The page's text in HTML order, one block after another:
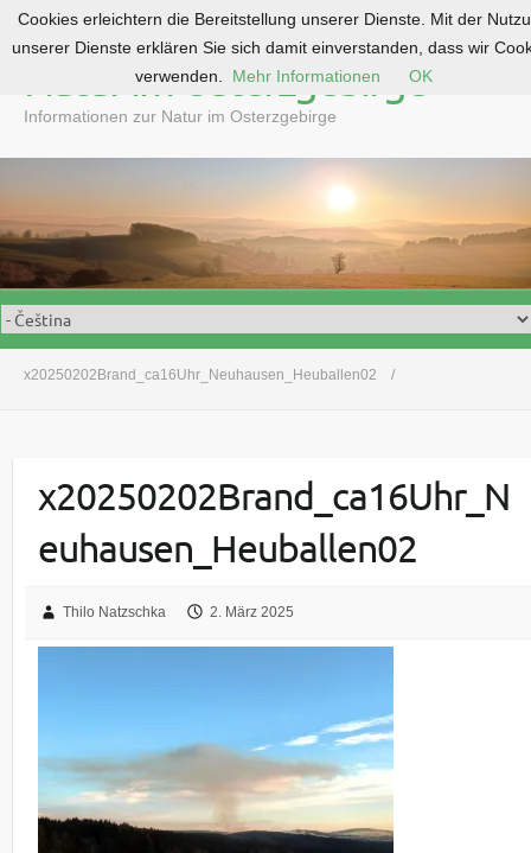
o
o
n
t
e
n
Natur im Osterzgebirge
Informationen zur Natur im Osterzgebirge
x20250202Brand_ca16Uhr_Neuhausen_Heuballen02
x20250202Brand_ca16Uhr_N
euhausen_Heuballen02
Thilo Natzschka 2. März 2025
Cookies erleichtern die Bereitstellung unserer Dienste. Mit der
unserer Dienste erklären Sie sich damit einverstanden, dass wir
verwenden.
Mehr Informationen OK